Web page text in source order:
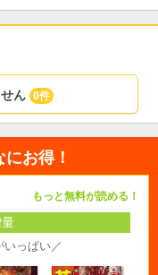
ん 0件
にお得！
もっと無料が読める！
いっぱい／